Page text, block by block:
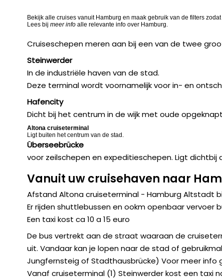
Bekijk alle cruises vanuit Hamburg en maak gebruik van de filters
Lees bij meer info alle relevante info over Hamburg.
Cruiseschepen meren aan bij een van de twee
Steinwerder
In de industriële haven van de stad.
Deze terminal wordt voornamelijk voor in- en
Hafencity
Dicht bij het centrum in de wijk met oude
Altona cruiseterminal
Ligt buiten het centrum van de stad.
Überseebrücke
voor zeilschepen en expeditieschepen. Ligt dichtbij
Vanuit uw cruisehaven naar
Afstand Altona cruiseterminal - Hamburg Altstadt
Er rijden shuttlebussen en ookm openbaar vervoer
Een taxi kost ca 10 a 15 euro
De bus vertrekt aan de straat waaraan de
uit. Vandaar kan je lopen naar de stad of
Jungfernsteig of Stadthausbrücke) Voor meer info
Vanaf cruiseterminal (1) Steinwerder kost een taxi